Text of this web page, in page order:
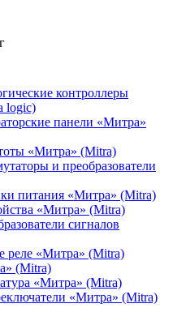
контроллеры
logic)
панели «Митра»
«Митра» (Mitra)
и преобразователи
питания «Митра» (Mitra)
«Митра» (Mitra)
сигналов
реле «Митра» (Mitra)
(Mitra)
«Митра» (Mitra)
«Митра» (Mitra)